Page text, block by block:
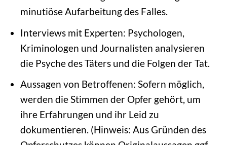
minutiöse Aufarbeitung des Falles.
Interviews mit Experten: Psychologen,
Kriminologen und Journalisten analysieren
die Psyche des Täters und die Folgen der Tat.
Aussagen von Betroffenen: Sofern möglich,
werden die Stimmen der Opfer gehört, um
ihre Erfahrungen und ihr Leid zu
dokumentieren. (Hinweis: Aus Gründen des